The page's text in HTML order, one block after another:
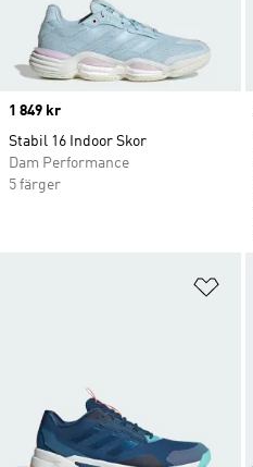
Price
1 849 kr
Stabil 16 Indoor Skor
Dam Performance
5 färger